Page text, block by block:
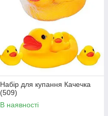
Набір для купання Качечка
(509)
В наявності